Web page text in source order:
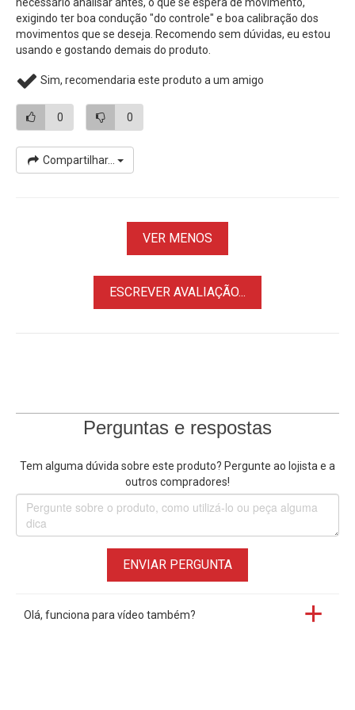
facilidade seu dispositivo, assegurado e assegurado.
Compatibilidade
Com um parafuso universal de 1/4" na parte Superior da
Câmeras de Ação coo a GoPro, Smartphones, Câmeras
Digitais, Câmeras Mirrorless e assim por diante.
exigindo ter boa condução "do controle" e boa calibração dos
movimentos que se deseja. Recomendo sem dúvidas, eu estou
usando e gostando demais do produto.
Sim, recomendaria este produto a um amigo
0 0
Compartilhar...
VER MENOS
ESCREVER AVALIAÇÃO...
Perguntas e respostas
Tem alguma dúvida sobre este produto? Pergunte ao lojista e a
outros compradores!
ENVIAR PERGUNTA
Olá, funciona para vídeo também?